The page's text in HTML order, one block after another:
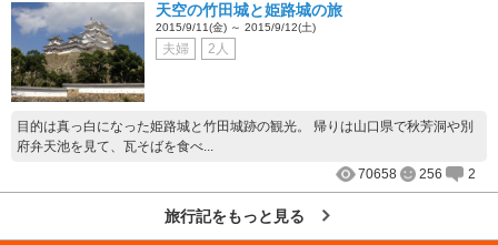
天空の竹田城と姫路城の旅
2015/9/11(金) ～ 2015/9/12(土)
夫婦 2人
目的は真っ白になった姫路城と竹田城跡の観光。 帰りは山口県で秋芳洞や別
府弁天池を見て、瓦そばを食べ...
70658
256 2
旅行記をもっと見る